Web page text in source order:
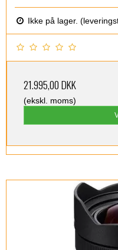
Ikke på lager.
21.995,00 DKK
(ekskl. moms)